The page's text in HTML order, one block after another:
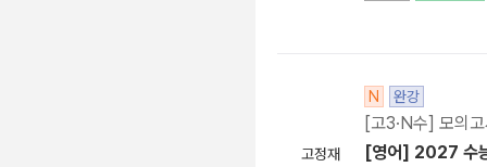
고정재
N 완강
[고3·N수] 모의
[영어] 2027 수